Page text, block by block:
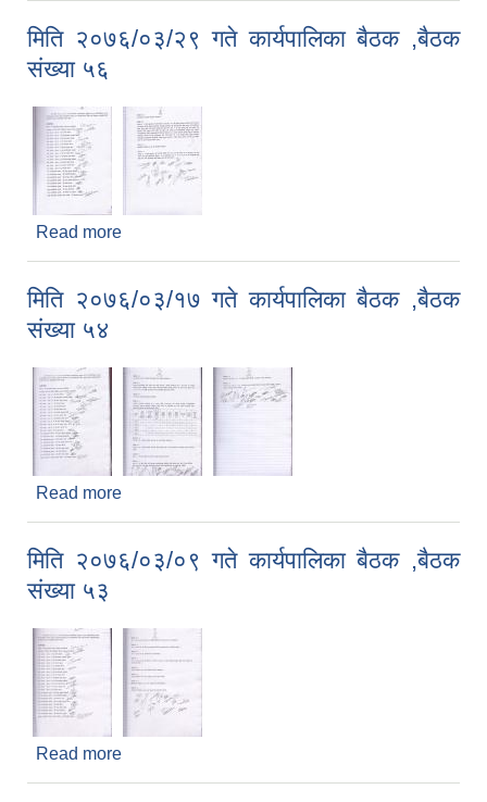
मिति २०७६/०३/२९ गते कार्यपालिका बैठक ,बैठक
संख्या ५६
Read more
मिति २०७६/०३/१७ गते कार्यपालिका बैठक ,बैठक
संख्या ५४
Read more
मिति २०७६/०३/०९ गते कार्यपालिका बैठक ,बैठक
संख्या ५३
Read more